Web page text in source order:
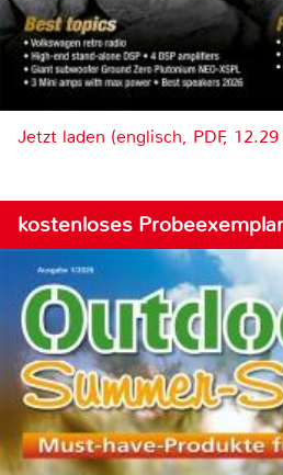
Jetzt laden (englisch, PDF,
kostenloses Probeexemplar